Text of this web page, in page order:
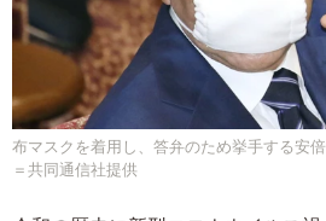
布マスクを着用し、答弁のため挙手する安
＝共同通信社提供